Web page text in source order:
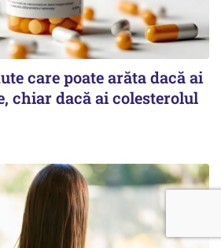
care poate arăta dacă ai
chiar dacă ai colesterolul